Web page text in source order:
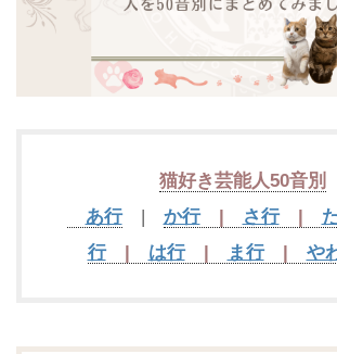
猫好き芸能人50音別
あ行| か行| さ行|
行| は行| ま行| や